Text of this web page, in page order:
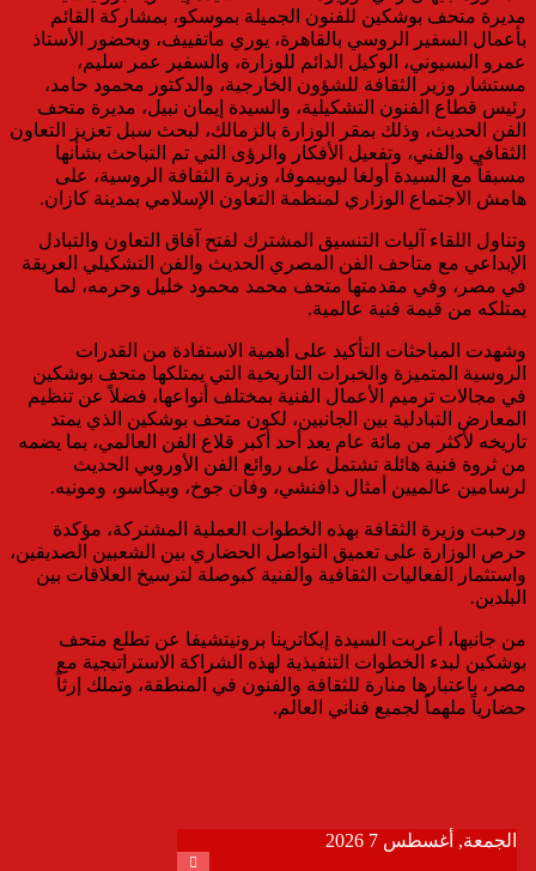
مديرة متحف بوشكين للفنون الجميلة بموسكو، بمشاركة القائم
بأعمال السفير الروسي بالقاهرة، يوري ماتفييف، وبحضور الأستاذ
عمرو البسيوني، الوكيل الدائم للوزارة، والسفير عمر سليم،
مستشار وزير الثقافة للشؤون الخارجية، والدكتور محمود حامد،
رئيس قطاع الفنون التشكيلية، والسيدة إيمان نبيل، مديرة متحف
الفن الحديث، وذلك بمقر الوزارة بالزمالك، لبحث سبل تعزيز التعاون
الثقافي والفني، وتفعيل الأفكار والرؤى التي تم التباحث بشأنها
مسبقاً مع السيدة أولغا ليوبيموفا، وزيرة الثقافة الروسية، على
هامش الاجتماع الوزاري لمنظمة التعاون الإسلامي بمدينة كازان.
​وتناول اللقاء آليات التنسيق المشترك لفتح آفاق التعاون والتبادل
الإبداعي مع متاحف الفن المصري الحديث والفن التشكيلي العريقة
في مصر، وفي مقدمتها متحف محمد محمود خليل وحرمه، لما
يمتلكه من قيمة فنية عالمية.
​وشهدت المباحثات التأكيد على أهمية الاستفادة من القدرات
الروسية المتميزة والخبرات التاريخية التي يمتلكها متحف بوشكين
في مجالات ترميم الأعمال الفنية بمختلف أنواعها، فضلاً عن تنظيم
المعارض التبادلية بين الجانبين، لكون متحف بوشكين الذي يمتد
تاريخه لأكثر من مائة عام يعد أحد أكبر قلاع الفن العالمي، بما يضمه
من ثروة فنية هائلة تشتمل على روائع الفن الأوروبي الحديث
لرسامين عالميين أمثال دافنشي، وفان جوخ، وبيكاسو، ومونيه.
​ورحبت وزيرة الثقافة بهذه الخطوات العملية المشتركة، مؤكدة
حرص الوزارة على تعميق التواصل الحضاري بين الشعبين الصديقين،
واستثمار الفعاليات الثقافية والفنية كبوصلة لترسيخ العلاقات بين
البلدين.
​من جانبها، أعربت السيدة إيكاترينا برونيتشيفا عن تطلع متحف
بوشكين لبدء الخطوات التنفيذية لهذه الشراكة الاستراتيجية مع
مصر، باعتبارها منارة للثقافة والفنون في المنطقة، وتملك إرثاً
حضارياً ملهماً لجميع فناني العالم.